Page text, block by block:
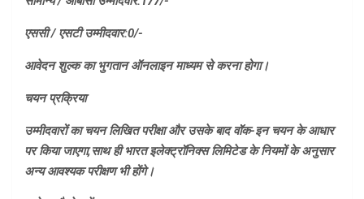
एससी / एसटी उम्मीदवार:0/-
आवेदन शुल्क का भुगतान ऑनलाइन माध्यम से करना होगा।
चयन प्रक्रिया
उम्मीदवारों का चयन लिखित परीक्षा और उसके बाद वॉक-इन चयन के आधार
पर किया जाएगा,साथ ही भारत इलेक्ट्रॉनिक्स लिमिटेड के नियमों के अनुसार
अन्य आवश्यक परीक्षण भी होंगे।